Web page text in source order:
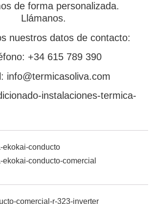
de forma personalizada.
Llámanos.
nuestros datos de contacto:
+34 615 789 390
info@termicasoliva.com